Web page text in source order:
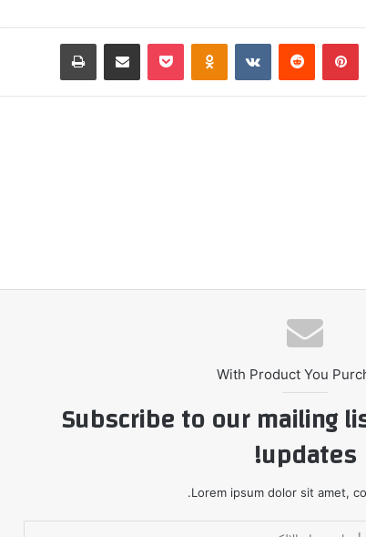
بينتيريست Odnoklassniki
‫Pocket مشاركة عبر البريد طباعة
With Product You
Subscribe to our mailing
updates!
Lorem ipsum dolor sit amet,